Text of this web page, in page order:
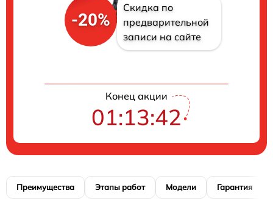
-20%
Скидка по
предварительной
записи на сайте
Конец акции
01:13:41
Преимущества Этапы работ Модели Гарантия